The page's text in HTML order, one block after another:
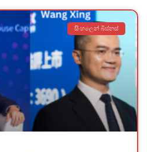
සිංහලෙන් බිස්නස්